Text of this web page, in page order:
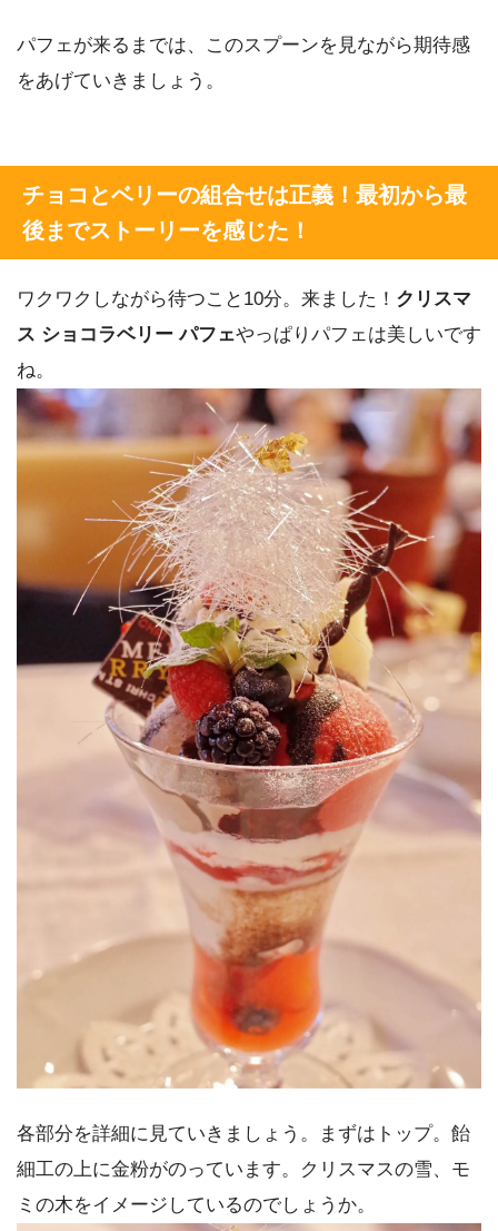
パフェが来るまでは、このスプーンを見ながら期待感
をあげていきましょう。
チョコとベリーの組合せは正義！最初から最
後までストーリーを感じた！
ワクワクしながら待つこと10分。来ました！ クリスマ
ス ショコラベリー パフェやっぱりパフェは美しいです
ね。
各部分を詳細に見ていきましょう。まずはトップ。飴
細工の上に金粉がのっています。クリスマスの雪、モ
ミの木をイメージしているのでしょうか。